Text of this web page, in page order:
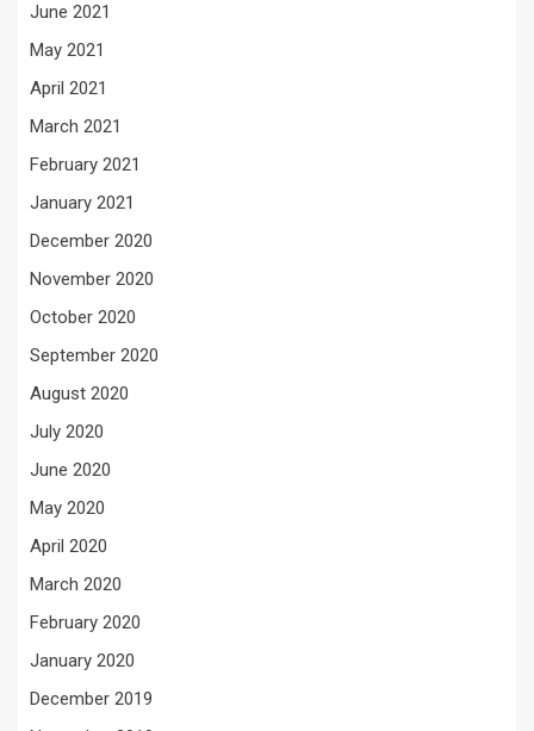
June 2021
May 2021
April 2021
March 2021
February 2021
January 2021
December 2020
November 2020
October 2020
September 2020
August 2020
July 2020
June 2020
May 2020
April 2020
March 2020
February 2020
January 2020
December 2019